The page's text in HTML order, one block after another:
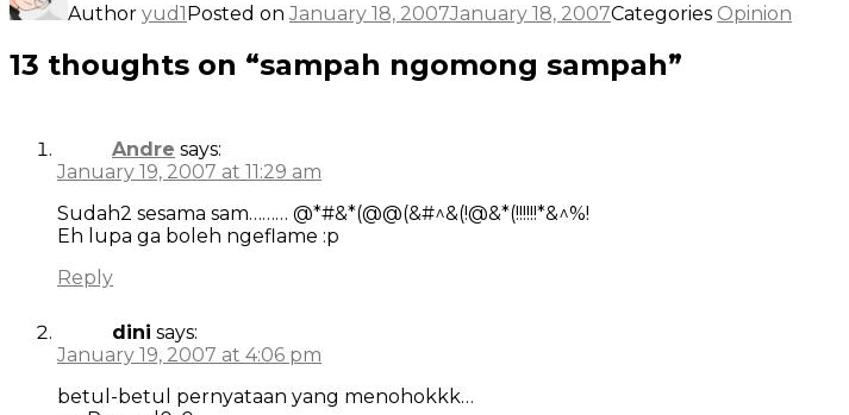
Author yud1Posted on January 18, 2007January 18, 2007Categories Opinion
13 thoughts on “sampah ngomong sampah”
Andre says:
January 19, 2007 at 11:29 am
Sudah2 sesama sam……… @*#&*(@@(&#^&(!@&*(!!!!!!*&^%!
Eh lupa ga boleh ngeflame :p
Reply
dini says:
January 19, 2007 at 4:06 pm
betul-betul pernyataan yang menohokkk…